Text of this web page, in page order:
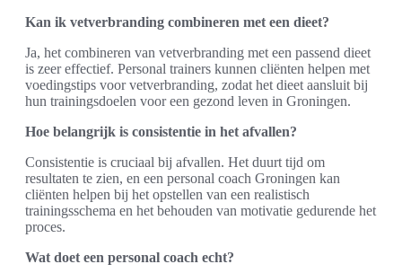
Kan ik vetverbranding combineren met een dieet?
Ja, het combineren van vetverbranding met een passend dieet
is zeer effectief. Personal trainers kunnen cliënten helpen met
voedingstips voor vetverbranding, zodat het dieet aansluit bij
hun trainingsdoelen voor een gezond leven in Groningen.
Hoe belangrijk is consistentie in het afvallen?
Consistentie is cruciaal bij afvallen. Het duurt tijd om
resultaten te zien, en een personal coach Groningen kan
cliënten helpen bij het opstellen van een realistisch
trainingsschema en het behouden van motivatie gedurende het
proces.
Wat doet een personal coach echt?